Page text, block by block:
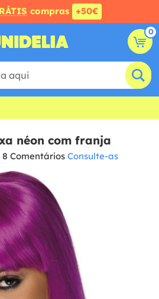
compras +50€
0
néon com franja
8 Comentários Consulte-as